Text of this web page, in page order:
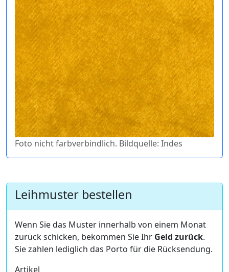
Foto nicht farbverbindlich. Bildquelle: Indes
Leihmuster bestellen
Wenn Sie das Muster innerhalb von einem Monat
zurück schicken, bekommen Sie Ihr Geld zurück.
Sie zahlen lediglich das Porto für die Rücksendung.
Artikel